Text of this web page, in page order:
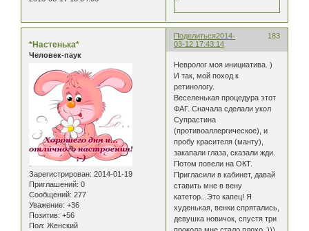
Поделиться 183
2014-
03-12 17:43:14
*Настенька*
Человек-паук
Зарегистрирован: 2014-01-19
Приглашений: 0
Сообщений: 277
Уважение: +36
Позитив: +56
Пол: Женский
Невролог моя инициатива. )
И так, мой поход к
ретинологу.
Веселенькая процедура этот
ФАГ. Сначала сделали укол
Супрастина
(противоаллергическое), и
пробу красителя (манту),
закапали глаза, сказали жди.
Потом повели на ОКТ.
Пригласили в кабинет, давай
ставить мне в вену
катетор...Это капец! Я
худенькая, венки спрятались,
девушка новичок, спустя три
прокола мне стало плохо. )))